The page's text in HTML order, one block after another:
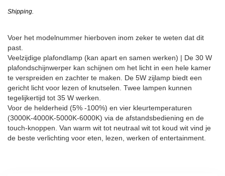
Shipping.
Voer het modelnummer hierboven inom zeker te weten dat dit
past.
Veelzijdige plafondlamp (kan apart en samen werken) | De 30 W
plafondschijnwerper kan schijnen om het licht in een hele kamer
te verspreiden en zachter te maken. De 5W zijlamp biedt een
gericht licht voor lezen of knutselen. Twee lampen kunnen
tegelijkertijd tot 35 W werken.
Voor de helderheid (5% -100%) en vier kleurtemperaturen
(3000K-4000K-5000K-6000K) via de afstandsbediening en de
touch-knoppen. Van warm wit tot neutraal wit tot koud wit vind je
de beste verlichting voor eten, lezen, werken of entertainment.